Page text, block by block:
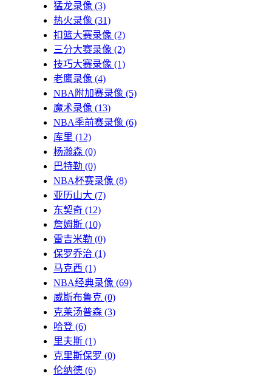
猛龙录像 (3)
热火录像 (31)
扣篮大赛录像 (2)
三分大赛录像 (2)
技巧大赛录像 (1)
老鹰录像 (4)
NBA附加赛录像 (5)
魔术录像 (13)
NBA季前赛录像 (6)
库里 (12)
杨瀚森 (0)
巴特勒 (0)
NBA杯赛录像 (8)
亚历山大 (7)
东契奇 (12)
詹姆斯 (10)
雷吉米勒 (0)
保罗乔治 (1)
马克西 (1)
NBA经典录像 (69)
威斯布鲁克 (0)
克莱汤普森 (3)
哈登 (6)
里夫斯 (1)
克里斯保罗 (0)
伦纳德 (6)